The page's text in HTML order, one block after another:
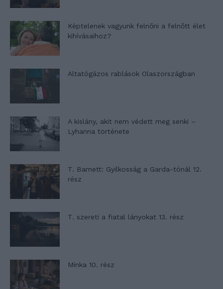
Képtelenek vagyunk felnőni a felnőtt élet
kihívásaihoz?
Altatógázos rablások Olaszországban
A kislány, akit nem védett meg senki –
Lyhanna története
T. Barnett: Gyilkosság a Garda-tónál 12.
rész
T. szereti a fiatal lányokat 13. rész
Minka 10. rész